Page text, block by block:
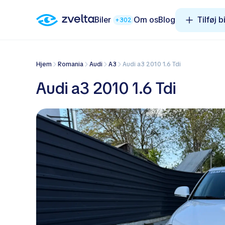
Biler +302 Om osBlog Tilføj
Hjem Romania Audi A3 Audi a3 2010 1.6 Tdi
Audi a3 2010 1.6 Tdi